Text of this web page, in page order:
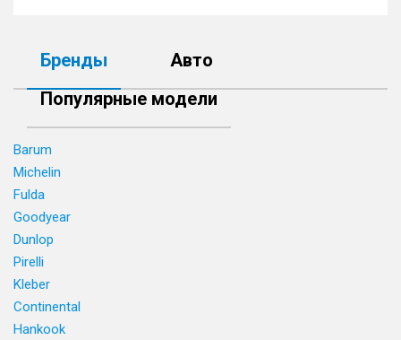
Бренды
Авто
Популярные модели
Barum
Michelin
Fulda
Goodyear
Dunlop
Pirelli
Kleber
Continental
Hankook